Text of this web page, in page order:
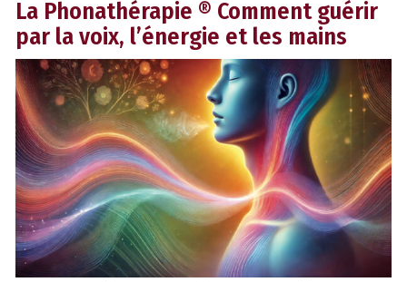
La Phonathérapie ® Comment guérir
par la voix, l’énergie et les mains